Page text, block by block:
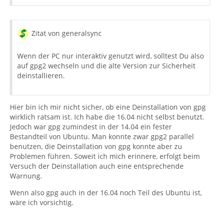
Zitat von generalsync
Wenn der PC nur interaktiv genutzt wird, solltest Du also
auf gpg2 wechseln und die alte Version zur Sicherheit
deinstallieren.
Hier bin ich mir nicht sicher, ob eine Deinstallation von gpg
wirklich ratsam ist. Ich habe die 16.04 nicht selbst benutzt.
Jedoch war gpg zumindest in der 14.04 ein fester
Bestandteil von Ubuntu. Man konnte zwar gpg2 parallel
benutzen, die Deinstallation von gpg konnte aber zu
Problemen führen. Soweit ich mich erinnere, erfolgt beim
Versuch der Deinstallation auch eine entsprechende
Warnung.
Wenn also gpg auch in der 16.04 noch Teil des Ubuntu ist,
wäre ich vorsichtig.